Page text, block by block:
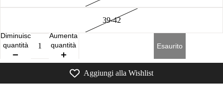
39-42
Diminuisci
quantità
Aumenta
quantità
Esaurito
Aggiungi alla Wishlist